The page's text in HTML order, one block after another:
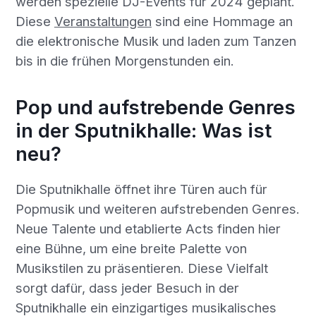
Diese Veranstaltungen sind eine Hommage an
die elektronische Musik und laden zum Tanzen
bis in die frühen Morgenstunden ein.
Pop und aufstrebende Genres
in der Sputnikhalle: Was ist
neu?
Die Sputnikhalle öffnet ihre Türen auch für
Popmusik und weiteren aufstrebenden Genres.
Neue Talente und etablierte Acts finden hier
eine Bühne, um eine breite Palette von
Musikstilen zu präsentieren. Diese Vielfalt
sorgt dafür, dass jeder Besuch in der
Sputnikhalle ein einzigartiges musikalisches